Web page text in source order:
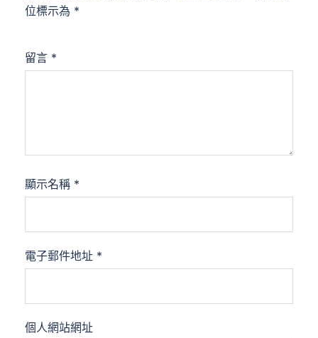
位標示為 *
留言 *
顯示名稱 *
電子郵件地址 *
個人網站網址